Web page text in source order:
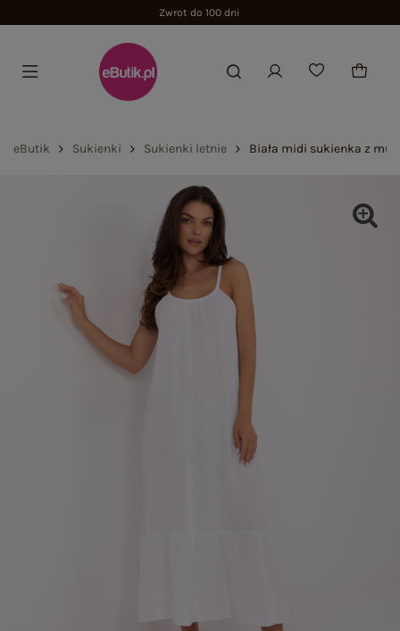
Zwrot do 100 dni
eButik Sukienki Sukienki letnie Biała midi sukienka z